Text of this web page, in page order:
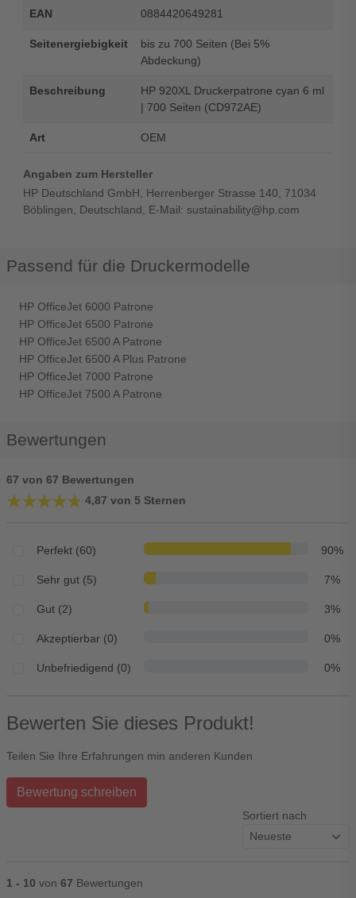
EAN 0884420649281
Seitenergiebigkeit
bis zu 700 Seiten (Bei 5%
Abdeckung)
Beschreibung
HP 920XL Druckerpatrone cyan 6 ml
| 700 Seiten (CD972AE)
Art OEM
Angaben zum Hersteller
HP Deutschland GmbH, Herrenberger Strasse 140, 71034
Böblingen, Deutschland, E-Mail: sustainability@hp.com
Passend für die Druckermodelle
HP OfficeJet 6000 Patrone
HP OfficeJet 6500 Patrone
HP OfficeJet 6500 A Patrone
HP OfficeJet 6500 A Plus Patrone
HP OfficeJet 7000 Patrone
HP OfficeJet 7500 A Patrone
Bewertungen
67 von 67 Bewertungen
★★★★★
★★★★★ 4,87 von 5 Sternen
Perfekt (60) 90%
Sehr gut (5) 7%
Gut (2) 3%
Akzeptierbar (0) 0%
Unbefriedigend (0) 0%
Bewerten Sie dieses Produkt!
Teilen Sie Ihre Erfahrungen min anderen Kunden
Bewertung schreiben
Sortiert nach
1 - 10 von 67 Bewertungen